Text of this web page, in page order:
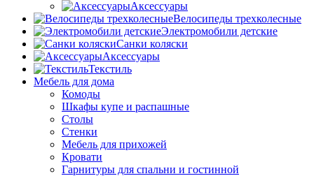
Аксессуары
Велосипеды трехколесные
Электромобили детские
Санки коляски
Аксессуары
Текстиль
Мебель для дома
Комоды
Шкафы купе и распашные
Столы
Стенки
Мебель для прихожей
Кровати
Гарнитуры для спальни и гостинной